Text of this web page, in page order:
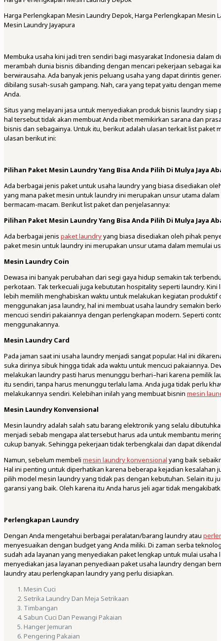
Harga Perlengkapan Mesin Laundry Depok, Harga Perlengkapan
Mesin Laundry Jayapura
Membuka usaha kini jadi tren sendiri bagi masyarakat Indonesia dalam
merambah dunia bisnis dibanding dengan mencari pekerjaan sebagai
berwirausaha. Ada banyak jenis peluang usaha yang dapat dirintis
dibilang susah-susah gampang. Nah, cara yang tepat yaitu dengan
Anda.
Situs yang melayani jasa untuk menyediakan produk bisnis laundry
hal tersebut tidak akan membuat Anda ribet memikirkan sarana dan
bisnis dan sebagainya. Untuk itu, berikut adalah ulasan terkait list paket
ulasan berikut ini:
Pilihan Paket Mesin Laundry Yang Bisa Anda Pilih Di Mulya Jaya
Ada berbagai jenis paket untuk usaha laundry yang biasa disediakan
yang mana paket mesin untuk laundry ini merupakan unsur utama
bermacam-macam. Berikut list paket dan penjelasannya:
Pilihan Paket Mesin Laundry Yang Bisa Anda Pilih Di Mulya Jaya
Ada berbagai jenis paket laundryyang biasa disediakan oleh pihak
paket mesin untuk laundry ini merupakan unsur utama dalam memulai
Mesin Laundry Coin
Dewasa ini banyak perubahan dari segi gaya hidup semakin tak
perkotaan. Tak terkecuali juga kebututan hospitality seperti laundry.
lebih memilih menghabiskan waktu untuk melakukan kegiatan
menggunakan jasa laundry, hal ini membuat usaha laundry semakin
mencuci sendiri pakaiannya dengan perlengkapan modern. Seperti
menggunakannya.
Mesin Laundry Card
Pada jaman saat ini usaha laundry menjadi sangat popular. Hal ini
suka dirinya sibuk hingga tidak ada waktu untuk mencuci pakaiannya.
melakukan laundry pasti harus menunggu berhari–hari karena pemilik
itu sendiri, tanpa harus menunggu terlalu lama. Anda juga tidak perlu
melakukannya sendiri. Kelebihan inilah yang membuat bisnin mesin
Mesin Laundry Konvensional
Mesin laundry adalah salah satu barang elektronik yang selalu
menjadi sebab mengapa alat tersebut harus ada untuk membantu
cukup banyak. Sehingga pekerjaan tidak terbengkalai dan dapat
Namun, sebelum membeli mesin laundry konvensional yang baik
Hal ini penting untuk diperhatikan karena beberapa kejadian
pilih model mesin laundry yang tidak pas dengan kebutuhan. Selain itu
garansi yang baik. Oleh karena itu Anda harus jeli agar tidak
Perlengkapan Laundry
Dengan Anda mengetahui berbagai peralatan/barang laundry atau
menyesuaikan dengan budget yang Anda miliki. Di zaman serba
sudah ada layanan yang menyediakan paket lengkap untuk mulai
menyediakan jasa layanan penyediaan paket usaha laundry dengan
laundry atau perlengkapan laundry yang perlu disiapkan.
Mesin Cuci
Setrika Laundry Dan Meja Setrikaan
Timbangan
Sabun Cuci Dan Pewangi Pakaian
Hanger Jemuran
Pengering Pakaian